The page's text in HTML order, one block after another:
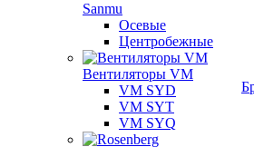
Sanmu
Осевые
Центробежные
Вентиляторы VM
VM SYD
VM SYT
VM SYQ